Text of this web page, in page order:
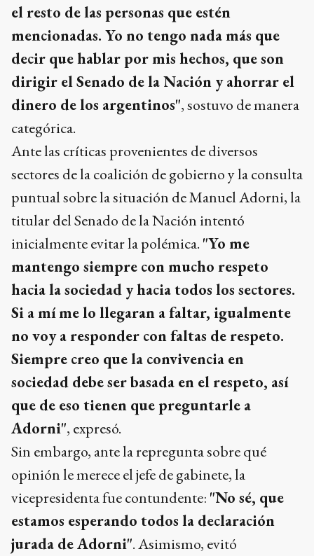
el resto de las personas que estén
mencionadas. Yo no tengo nada más que
decir que hablar por mis hechos, que son
dirigir el Senado de la Nación y ahorrar el
dinero de los argentinos", sostuvo de manera
categórica.
Ante las críticas provenientes de diversos
sectores de la coalición de gobierno y la consulta
puntual sobre la situación de Manuel Adorni, la
titular del Senado de la Nación intentó
inicialmente evitar la polémica. "Yo me
mantengo siempre con mucho respeto
hacia la sociedad y hacia todos los sectores.
Si a mí me lo llegaran a faltar, igualmente
no voy a responder con faltas de respeto.
Siempre creo que la convivencia en
sociedad debe ser basada en el respeto, así
que de eso tienen que preguntarle a
Adorni", expresó.
Sin embargo, ante la repregunta sobre qué
opinión le merece el jefe de gabinete, la
vicepresidenta fue contundente: "No sé, que
estamos esperando todos la declaración
jurada de Adorni". Asimismo, evitó